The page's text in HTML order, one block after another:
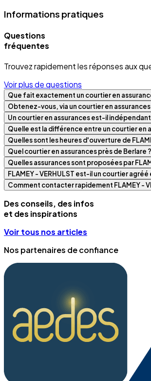
Informations pratiques
Questions
fréquentes
Trouvez rapidement les réponses aux
Voir plus de questions
Que fait exactement un courtier en
Obtenez-vous, via un courtier en
Un courtier en assurances est-il
Quelle est la différence entre un courtier en
Quelles sont les heures d'ouverture de
Quel courtier en assurances près de Berlare ?
Quelles assurances sont proposées par
FLAMEY - VERHULST est-il un courtier agréé
Comment contacter rapidement FLAMEY -
Des conseils, des infos
et des inspirations
Voir tous nos articles
Nos partenaires de confiance